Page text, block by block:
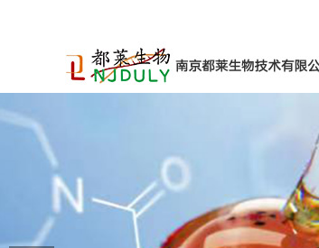
公司首页
公司动态
产品展厅
证书荣誉